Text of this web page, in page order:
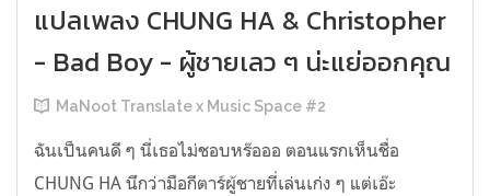
แปลเพลง CHUNG HA & Christopher
- Bad Boy - ผู้ชายเลว ๆ น่ะแย่ออกคุณ
MaNoot Translate x Music Space #2
ฉันเป็นคนดี ๆ นี่เธอไม่ชอบหร๊อออ ตอนแรกเห็นชื่อ
CHUNG HA นึกว่ามือกีตาร์ผู้ชายที่เล่นเก่ง ๆ แต่เอ๊ะ